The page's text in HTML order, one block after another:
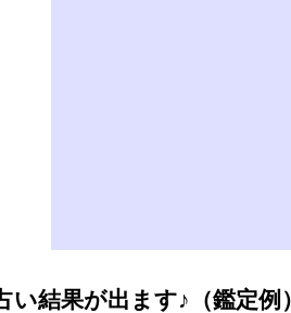
い結果が出ます♪（鑑定例）